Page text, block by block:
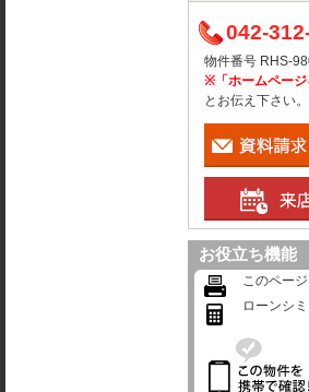
042-
物件番号 RHS-
※「ホームページ
とお伝え下さい。
お役立ち機能
このペー
ローンシ